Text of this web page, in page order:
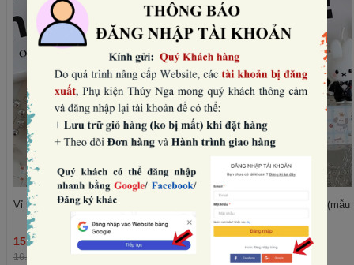
Vỉ 5 nến thỏ -VÁY đen (mẫu nữ).
15.360₫
16.000₫
THÊM
Vỉ 5 nến thỏ -vest đen (mẫu
16.000₫ -4%